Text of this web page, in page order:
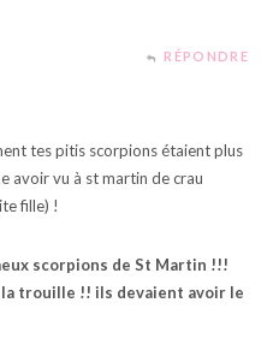
RÉPONDRE
tes pitis scorpions étaient plus
avoir vu à st martin de crau
fille) !
scorpions de St Martin !!!
la trouille !! ils devaient avoir le